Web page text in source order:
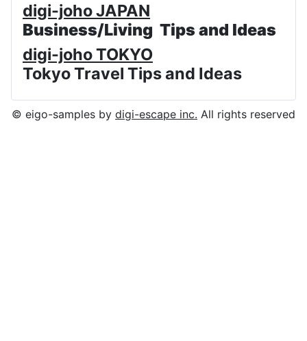
digi-joho JAPAN
Business/Living Tips and Ideas
digi-joho TOKYO
Tokyo Travel Tips and Ideas
© eigo-samples by digi-escape inc. All rights reserved